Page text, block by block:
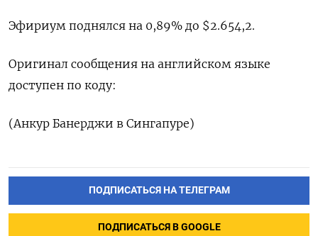
Эфириум поднялся на 0,89% до $2.654,2.
Оригинал сообщения на английском языке
доступен по коду:
(Анкур Банерджи в Сингапуре)
ПОДПИСАТЬСЯ НА ТЕЛЕГРАМ
ПОДПИСАТЬСЯ В GOOGLE